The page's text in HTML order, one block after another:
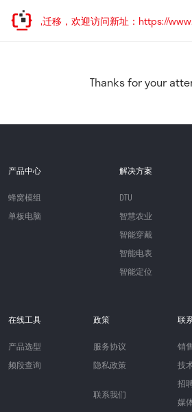
地址已迁移，欢迎访问新址：https://
Thanks for your
产品中心
蜂窝模组
单板电脑
解决方案
DTU
智慧农业
智能穿戴
智能电表
智能定位
在线工具
产品选型
频段查询
政策
服务协议
隐私政策
联系我们
联
销
技
招
媒